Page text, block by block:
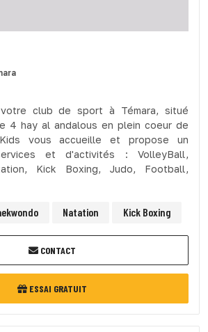
club de sport à Témara, situé
4 hay al andalous en plein coeur de
vous accueille et propose un
et d'activités : VolleyBall,
Kick Boxing, Judo, Football,
Natation Kick Boxing
CONTACT
ESSAI GRATUIT